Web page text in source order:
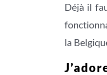
Déjà il
la